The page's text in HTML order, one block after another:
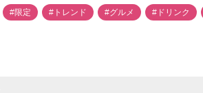
#限定 #トレンド #グルメ #ドリンク